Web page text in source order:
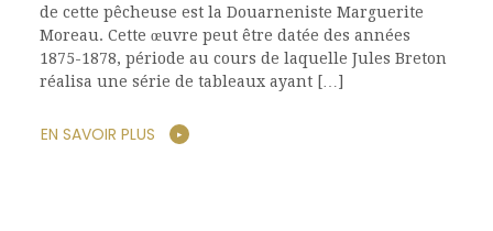
de cette pêcheuse est la Douarneniste Marguerite
Moreau. Cette œuvre peut être datée des années
1875-1878, période au cours de laquelle Jules Breton
réalisa une série de tableaux ayant […]
EN SAVOIR PLUS